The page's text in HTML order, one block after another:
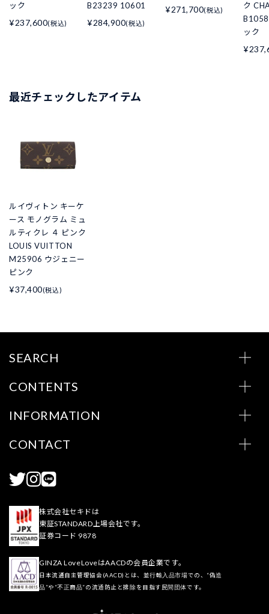
ック
¥237,600(税込)
B23239 10601
¥284,900(税込)
¥271,700(税込)
ク
ック
最近チェックしたアイテム
ルイヴィトン キーケ
ース モノグラム ミュ
ルティクレ ４ ピンク
LOUIS VUITTON
M25906 ウジェニー
ピンク
¥37,400(税込)
SEARCH
CONTENTS
INFORMATION
CONTACT
株式会社セキドは
東証STANDARD上場会社です。
証券コード 9878
GINZA LoveLoveはAACDの会員企業です。
日本流通自主管理協会(AACD)とは、並行輸入品市場での、“偽造
品”や“不正商品”の流通防止と排除を目指す民間団体です。